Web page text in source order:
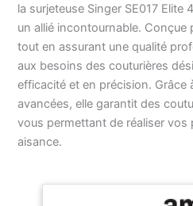
la surjeteuse Singer SE017
un allié incontournable.
tout en assurant une qualité
aux besoins des couturières
efficacité et en précision. Grâce
avancées, elle garantit des
vous permettant de réaliser
aisance.